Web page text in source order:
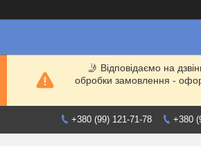
🤳 Відповідаємо на
обробки замовлення -
+380 (99) 121-71-78 +380